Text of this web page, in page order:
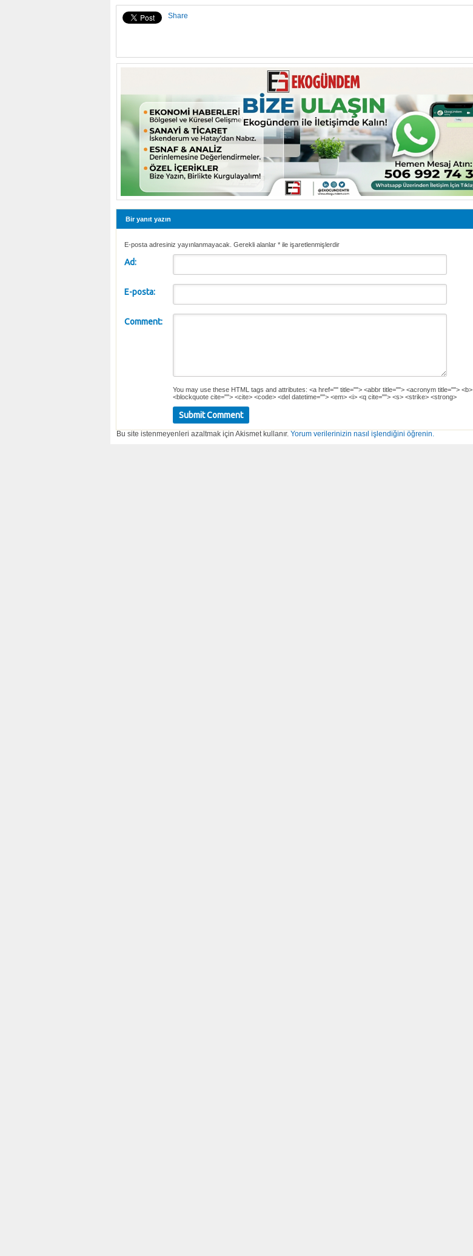
Share
Bir yanıt yazın
E-posta adresiniz yayınlanmayacak. Gerekli alanlar * ile işaretlenmişlerdir
Ad:
E-posta:
Comment:
You may use these HTML tags and attributes: <a href="" title=""> <abbr title=""> <acronym title=""> <b>
<blockquote cite=""> <cite> <code> <del datetime=""> <em> <i> <q cite=""> <s> <strike> <strong>
Bu site istenmeyenleri azaltmak için Akismet kullanır. Yorum verilerinizin nasıl işlendiğini öğrenin.